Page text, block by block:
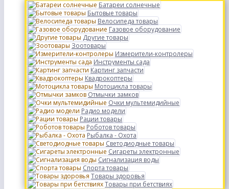
Батареи солнечные
Бытовые товары
Велосипеда товары
Газовое оборудование
Другие товары
Зоотовары
Измерители-контролеры
Инструменты сада
Картинг запчасти
Квадрокоптеры
Мотоцикла товары
Отмычки замков
Очки мультемидийные
Радио модели
Рации товары
Роботов товары
Рыбалка - Охота
Светодиодные товары
Сигареты электронные
Сигнализация воды
Спорта товары
Товары здоровья
Товары при бетствиях